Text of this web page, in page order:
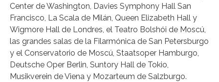
Center de Washington, Davies Symphony Hall San
Francisco, La Scala de Milán, Queen Elizabeth Hall y
Wigmore Hall de Londres, el Teatro Bolshói de Moscú,
las grandes salas de la Filarmónica de San Petersburgo
y el Conservatorio de Moscú, Staatsoper Hamburgo,
Deutsche Oper Berlin, Suntory Hall de Tokio,
Musikverein de Viena y Mozarteum de Salzburgo.